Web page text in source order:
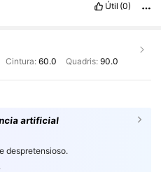
Útil (0)
Cintura: 60.0 Quadris: 90.0
artificial
despretensioso.